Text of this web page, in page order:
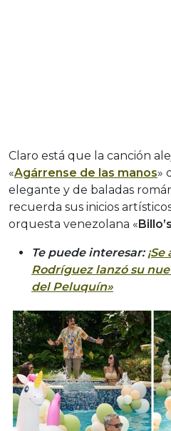
Claro está que la canción
«Agárrense de las manos»
elegante y de baladas
recuerda sus inicios
orquesta venezolana «
Te puede interesar:
Rodríguez lanzó su
del Peluquín»